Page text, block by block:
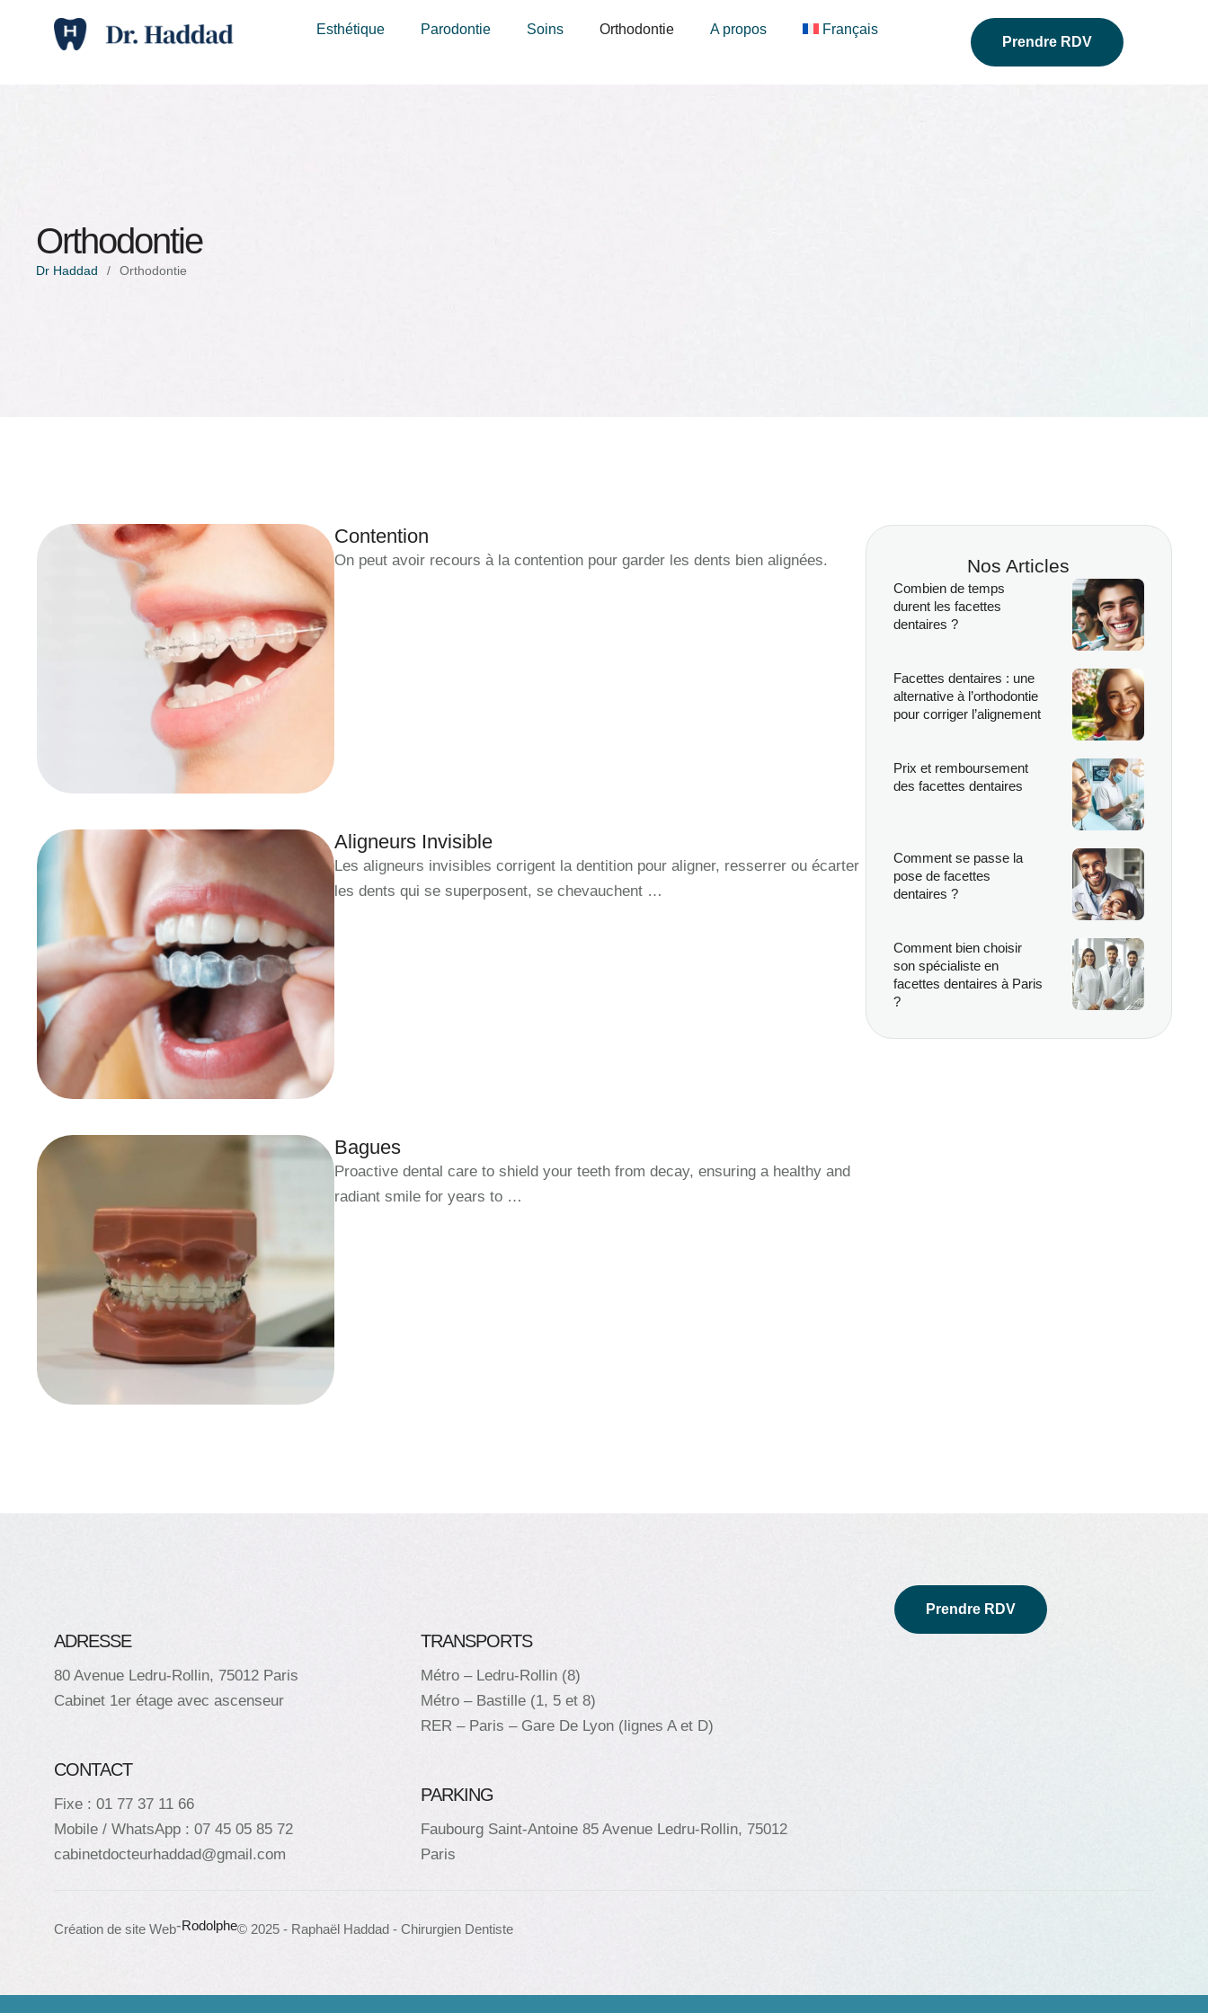
Esthétique Parodontie Soins Orthodontie A propos
Français
Prendre RDV
Orthodontie
Dr Haddad / Orthodontie
Contention
On peut avoir recours à la contention pour garder les dents bien alignées.
Aligneurs Invisible
Les aligneurs invisibles corrigent la dentition pour aligner, resserrer ou écarter
les dents qui se superposent, se chevauchent …
Bagues
Proactive dental care to shield your teeth from decay, ensuring a healthy and
radiant smile for years to …
Nos Articles
Combien de temps
durent les facettes
dentaires ?
Facettes dentaires : une
alternative à l’orthodontie
pour corriger l’alignement
Prix et remboursement
des facettes dentaires
Comment se passe la
pose de facettes
dentaires ?
Comment bien choisir
son spécialiste en
facettes dentaires à Paris
?
ADRESSE
80 Avenue Ledru-Rollin, 75012 Paris
Cabinet 1er étage avec ascenseur
CONTACT
Fixe : 01 77 37 11 66
Mobile / WhatsApp : 07 45 05 85 72
cabinetdocteurhaddad@gmail.com
TRANSPORTS
Métro – Ledru-Rollin (8)
Métro – Bastille (1, 5 et 8)
RER – Paris – Gare De Lyon (lignes A et D)
PARKING
Faubourg Saint-Antoine 85 Avenue Ledru-Rollin, 75012
Paris
Prendre RDV
Création de site Web-Rodolphe© 2025 - Raphaël Haddad - Chirurgien Dentiste